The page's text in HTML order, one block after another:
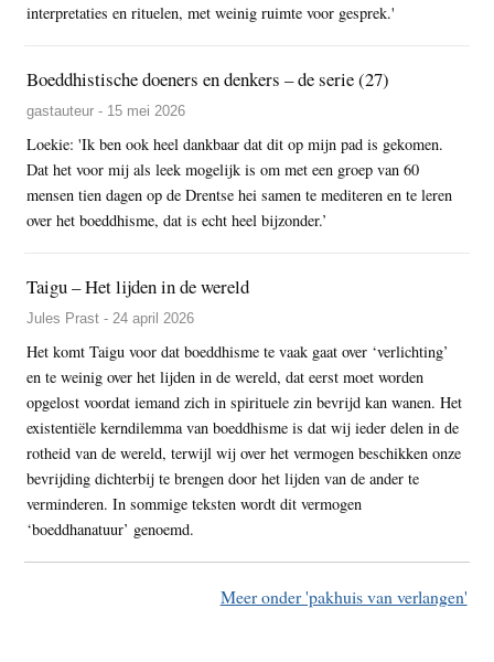
interpretaties en rituelen, met weinig ruimte voor gesprek.'
Boeddhistische doeners en denkers – de serie (27)
gastauteur - 15 mei 2026
Loekie: 'Ik ben ook heel dankbaar dat dit op mijn pad is gekomen.
Dat het voor mij als leek mogelijk is om met een groep van 60
mensen tien dagen op de Drentse hei samen te mediteren en te leren
over het boeddhisme, dat is echt heel bijzonder.’
Taigu – Het lijden in de wereld
Jules Prast - 24 april 2026
Het komt Taigu voor dat boeddhisme te vaak gaat over ‘verlichting’
en te weinig over het lijden in de wereld, dat eerst moet worden
opgelost voordat iemand zich in spirituele zin bevrijd kan wanen. Het
existentiële kerndilemma van boeddhisme is dat wij ieder delen in de
rotheid van de wereld, terwijl wij over het vermogen beschikken onze
bevrijding dichterbij te brengen door het lijden van de ander te
verminderen. In sommige teksten wordt dit vermogen
‘boeddhanatuur’ genoemd.
Meer onder 'pakhuis van verlangen'